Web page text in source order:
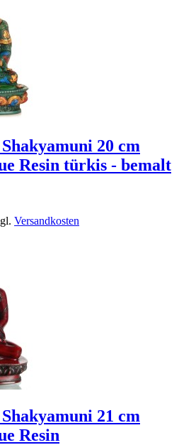
20 cm
Resin türkis - bemalt
Versandkosten
21 cm
Resin